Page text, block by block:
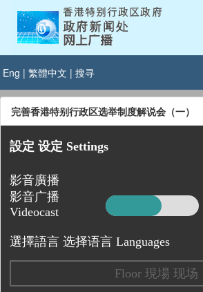
Eng | 繁體中文 | 搜寻
完善香港特别行政区选举制度解说会（一）